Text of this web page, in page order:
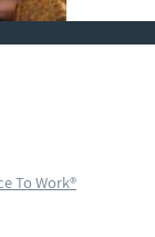
To Work®